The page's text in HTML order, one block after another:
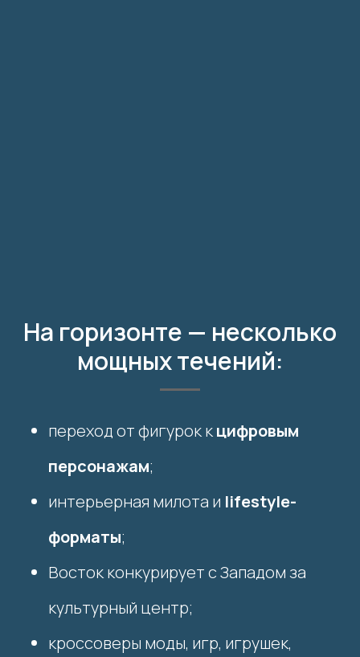
На горизонте — несколько
мощных течений:
переход от фигурок кцифровым
персонажам;
интерьерная милота и lifestyle-
форматы;
Восток конкурирует с Западом за
культурный центр;
кроссоверы моды, игр, игрушек,